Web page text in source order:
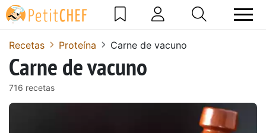
Recetas Proteína Carne de vacuno
Carne de vacuno
716 recetas